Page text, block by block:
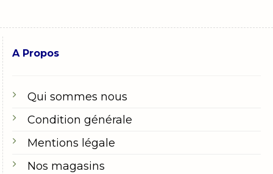
A Propos
Qui sommes nous
Condition générale
Mentions légale
Nos magasins